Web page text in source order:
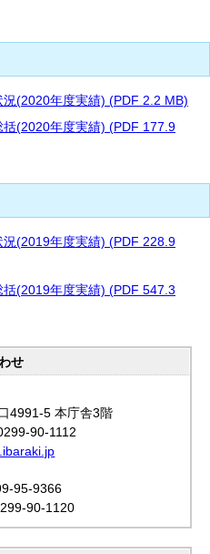
(2020年度実績) (PDF 2.2 MB)
(2020年度実績) (PDF 177.9
(2019年度実績) (PDF 228.9
(2019年度実績) (PDF 547.3
せ
4991-5 本庁舎3階
90-1112
95-9366
90-1120